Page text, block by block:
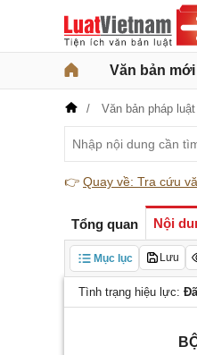
Văn bản mới
Văn bản pháp luật
👉 Quay về: Tra cứu
Tổng quan Nội
Mục lục Lưu
Tình trạng hiệu lực: